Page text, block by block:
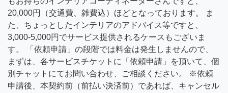
20,000円（交通費、雑費込）ほどとなっております。 ま
た、ちょっとしたインテリアのアドバイス等ですと、
3,000-5,000円でサービス提供されるケースもございま
す。 「依頼申請」の段階では料金は発生しませんので、
まずは、各サービスチケットに「依頼申請」を頂いて、個
別チャットにてお問い合わせ、ご相談ください。 ※依頼
申請後、本契約前（前払い決済前）であれば、キャンセル